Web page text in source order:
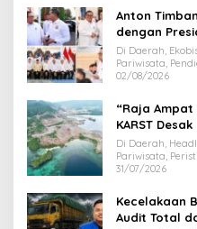
Anton
dengan
Majukan
Di Daerah,
Pariwisata,
02/08/2026
“Raja Ampat
KARST
Dispar Sultra
Di Daerah,
Pariwisata,
31/07/2026
Kecelakaan
Audit Total